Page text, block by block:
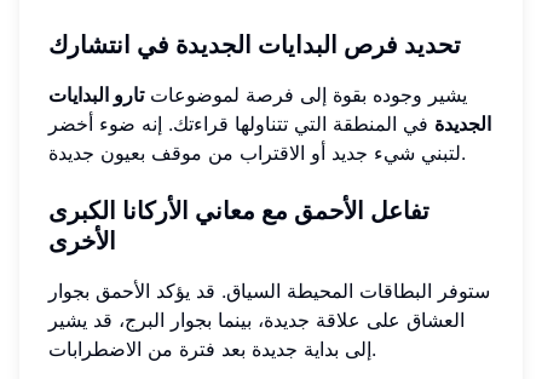
تحديد فرص البدايات الجديدة في انتشارك
يشير وجوده بقوة إلى فرصة لموضوعاتتارو البدايات
الجديدة في المنطقة التي تتناولها قراءتك. إنه ضوء أخضر
لتبني شيء جديد أو الاقتراب من موقف بعيون جديدة.
تفاعل الأحمق مع معاني الأركانا الكبرى
الأخرى
ستوفر البطاقات المحيطة السياق. قد يؤكد الأحمق بجوار
العشاق على علاقة جديدة، بينما بجوار البرج، قد يشير
إلى بداية جديدة بعد فترة من الاضطرابات.